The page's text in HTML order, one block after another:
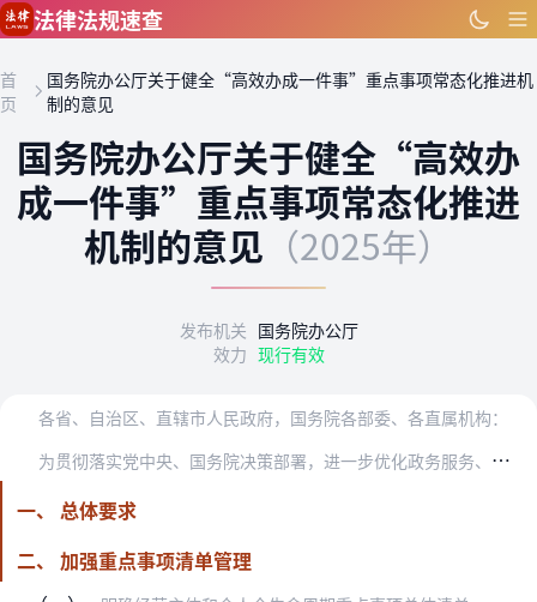
跳到主要内容
法律法规速查
首
页
国务院办公厅关于健全“高效办成一件事”重点事项常态化推进机
制的意见
国务院办公厅关于健全“高效办
成一件事”重点事项常态化推进
机制的意见 （2025年）
发布机关 国务院办公厅
效力 现行有效
各省、自治区、直辖市人民政府，国务院各部委、各直属机构：
为
贯彻落实党中央、国务院决策部署，进一步优化政务服务、提升行政效能，健全“高效办成一件事”重点事项常态化推进机制，经国务院同意，现提出以下意见。
一、 总体要求
二、 加强重点事项清单管理